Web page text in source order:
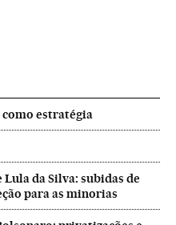
estratégia
da Silva: subidas de
para as minorias